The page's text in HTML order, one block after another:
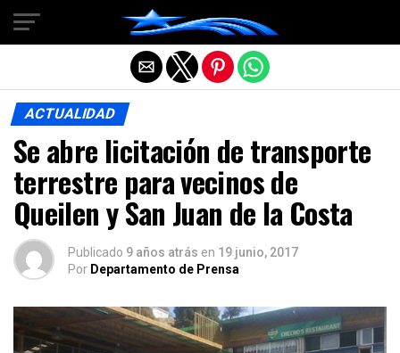
ACTUALIDAD
Se abre licitación de transporte
terrestre para vecinos de
Queilen y San Juan de la Costa
Publicado 9 años atrás en 19 junio, 2017
Por Departamento de Prensa
Salir de la versión móvil